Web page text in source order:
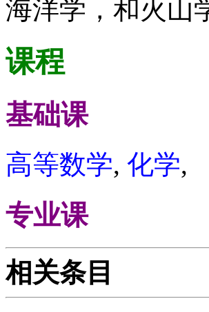
海洋学，和火山
课程
基础课
高等数学, 化学,
专业课
相关条目